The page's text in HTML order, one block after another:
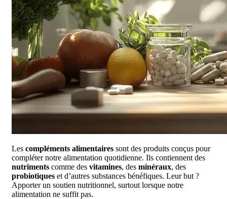
Les compléments alimentaires sont des produits conçus pour
compléter notre alimentation quotidienne. Ils contiennent des
nutriments comme des vitamines, des minéraux, des
probiotiques et d’autres substances bénéfiques. Leur but ?
Apporter un soutien nutritionnel, surtout lorsque notre
alimentation ne suffit pas.